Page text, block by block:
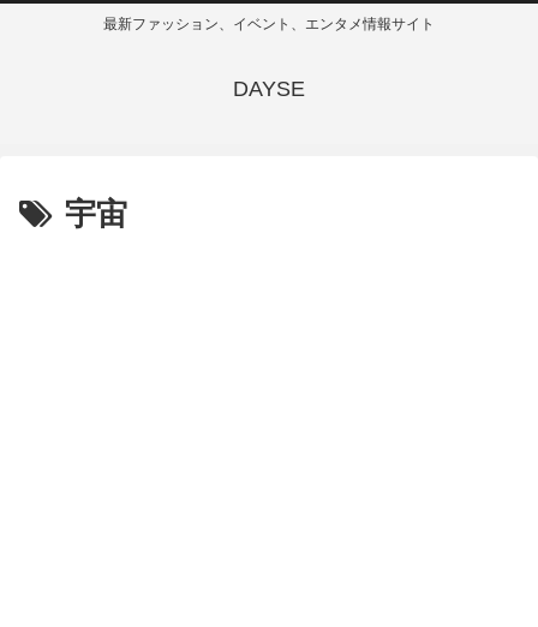
最新ファッション、イベント、エンタメ情報サイト
DAYSE
宇宙